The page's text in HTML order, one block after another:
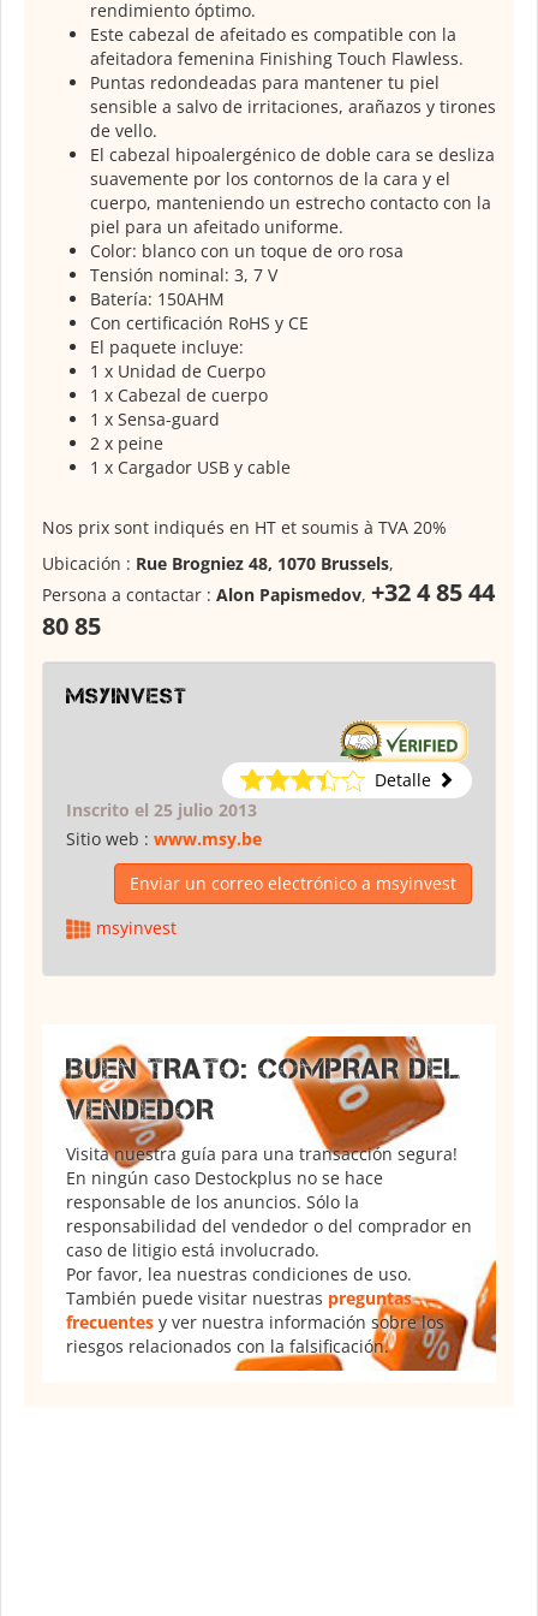
rendimiento óptimo.
Este cabezal de afeitado es compatible con la
afeitadora femenina Finishing Touch Flawless.
Puntas redondeadas para mantener tu piel
sensible a salvo de irritaciones, arañazos y tirones
de vello.
El cabezal hipoalergénico de doble cara se desliza
suavemente por los contornos de la cara y el
cuerpo, manteniendo un estrecho contacto con la
piel para un afeitado uniforme.
Color: blanco con un toque de oro rosa
Tensión nominal: 3, 7 V
Batería: 150AHM
Con certificación RoHS y CE
El paquete incluye:
1 x Unidad de Cuerpo
1 x Cabezal de cuerpo
1 x Sensa-guard
2 x peine
1 x Cargador USB y cable
Nos prix sont indiqués en HT et soumis à TVA 20%
Ubicación : Rue Brogniez 48, 1070 Brussels,
Persona a contactar : Alon Papismedov, +32 4 85 44
80 85
msyinvest
Detalle
Inscrito el 25 julio 2013
Sitio web : www.msy.be
Enviar un correo electrónico a msyinvest
msyinvest
BUEN TRATO: COMPRAR DEL
VENDEDOR
Visita nuestra guía para una transacción segura!
En ningún caso Destockplus no se hace
responsable de los anuncios. Sólo la
responsabilidad del vendedor o del comprador en
caso de litigio está involucrado.
Por favor, lea nuestras condiciones de uso.
También puede visitar nuestras preguntas
frecuentes y ver nuestra información sobre los
riesgos relacionados con la falsificación.